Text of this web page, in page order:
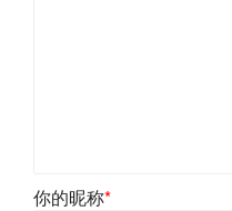
你的昵称*